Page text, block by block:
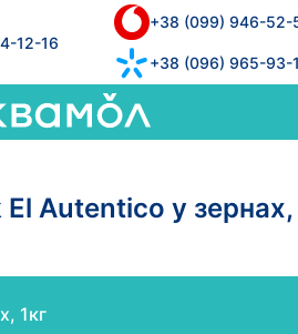
12-16
+38 (099) 946-52-
+38 (096) 965-93-
Autentico у зернах,
1кг